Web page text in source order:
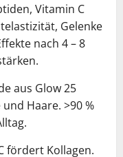
Vitamin C
Gelenke
nach 4 – 8
aus Glow 25
Haare. >90 %
fördert Kollagen.